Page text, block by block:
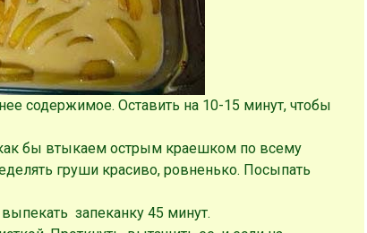
содержимое. Оставить на 10-15 минут, чтобы
бы втыкаем острым краешком по всему
груши красиво, ровненько. Посыпать
запеканку 45 минут.